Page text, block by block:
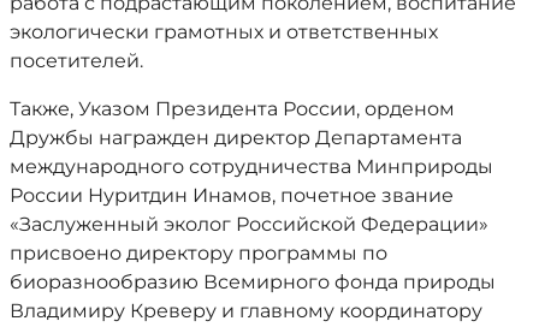
экологически грамотных и ответственных
посетителей.
Также, Указом Президента России, орденом
Дружбы награжден директор Департамента
международного сотрудничества Минприроды
России Нуритдин Инамов, почетное звание
«Заслуженный эколог Российской Федерации»
присвоено директору программы по
биоразнообразию Всемирного фонда природы
Владимиру Креверу и главному координатору